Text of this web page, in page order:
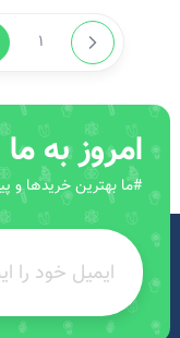
1
امروز به
#ما بهترین خریدها و